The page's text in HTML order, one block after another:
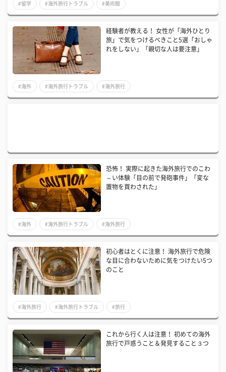
#留学 #海外旅行トラブル #美術館
経験者が教える！ 女性が「海外ひとり
旅」で気をつけるべきこと5選「おしゃ
れをしない」「親切な人は要注意」
#海外 #海外旅行トラブル #海外旅行
​恐怖！ 実際に起きた海外旅行でのこわ
～い体験「目の前で発砲事件」「変な
置物を買わされた」
#海外 #海外旅行トラブル #海外旅行
初心者はとくに注意！ 海外旅行で危険
な目に合わないために気をつけたい5つ
のこと
#海外旅行 #海外旅行トラブル #旅行
これから行く人は注意！ 初めての海外
旅行で戸惑うこと＆発見すること３つ